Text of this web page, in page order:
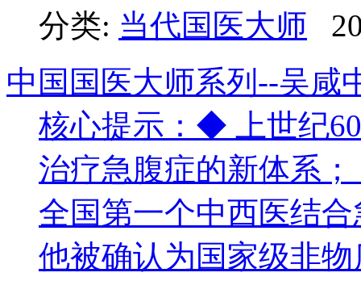
分类: 当代国医大师
中国国医大师系列--吴咸
核心提示：◆ 上世纪
治疗急腹症的新体系
全国第一个中西医结
他被确认为国家级非